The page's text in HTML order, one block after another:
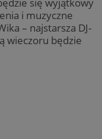
i muzyczne
– najstarsza DJ-
wieczoru będzie